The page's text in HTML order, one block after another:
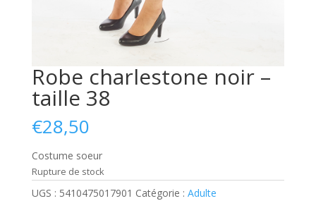
Robe charlestone noir –
taille 38
€28,50
Costume soeur
Rupture de stock
UGS : 5410475017901 Catégorie : Adulte